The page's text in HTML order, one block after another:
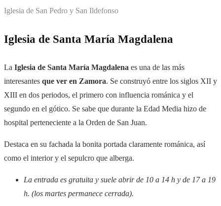
Iglesia de San Pedro y San Ildefonso
Iglesia de Santa María Magdalena
La Iglesia de Santa María Magdalena es una de las más
interesantes que ver en Zamora. Se construyó entre los siglos XII y
XIII en dos periodos, el primero con influencia románica y el
segundo en el gótico. Se sabe que durante la Edad Media hizo de
hospital perteneciente a la Orden de San Juan.
Destaca en su fachada la bonita portada claramente románica, así
como el interior y el sepulcro que alberga.
La entrada es gratuita y suele abrir de 10 a 14 h y de 17 a 19
h. (los martes permanece cerrada).